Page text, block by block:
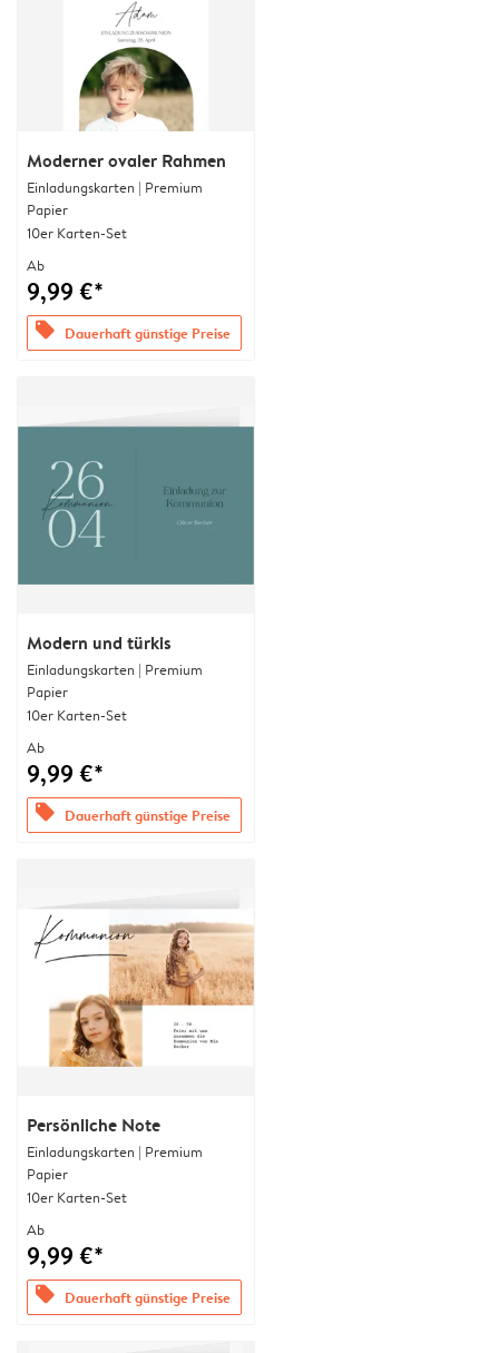
Moderner ovaler Rahmen
Einladungskarten | Premium
Papier
10er Karten-Set
Ab
9,99 €*
offers Dauerhaft günstige Preise
Modern und türkis
Einladungskarten | Premium
Papier
10er Karten-Set
Ab
9,99 €*
offers Dauerhaft günstige Preise
Persönliche Note
Einladungskarten | Premium
Papier
10er Karten-Set
Ab
9,99 €*
offers Dauerhaft günstige Preise